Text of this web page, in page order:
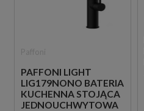
PAFFONI LIGHT
LIG179NONO BATERIA
KUCHENNA STOJĄCA
JEDNOUCHWYTOWA